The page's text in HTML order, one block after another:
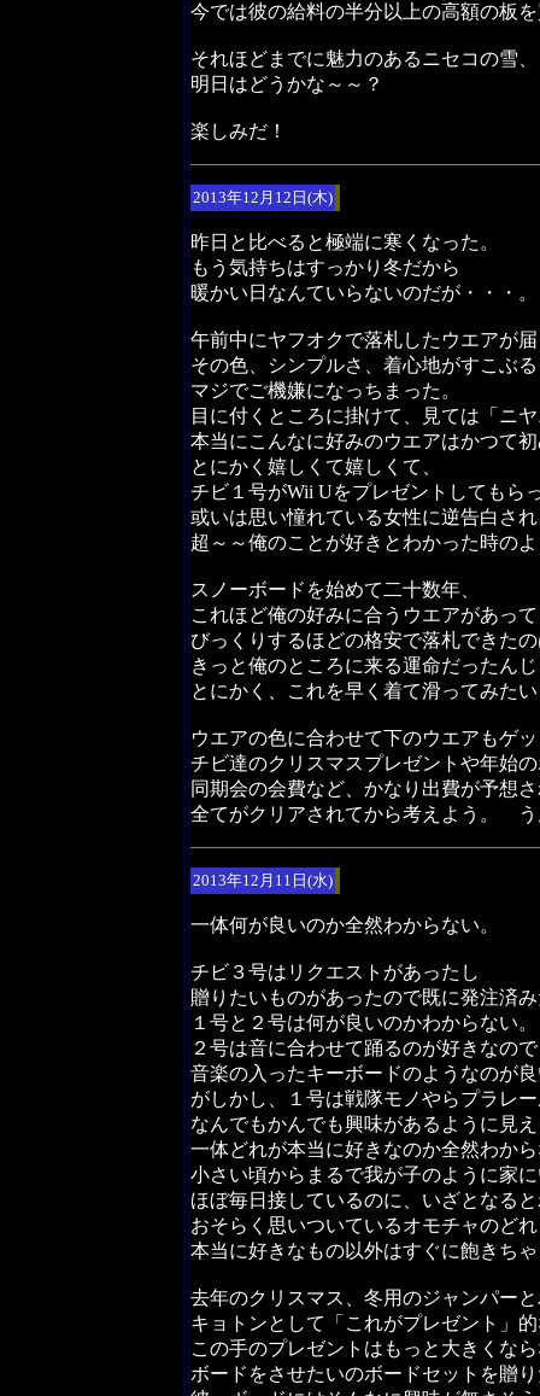
今では彼の給料の半分以上の高額の板
それほどまでに魅力のあるニセコの雪、
明日はどうかな～～？
楽しみだ！
2013年12月12日(木)
昨日と比べると極端に寒くなった。
もう気持ちはすっかり冬だから
暖かい日なんていらないのだが・・・。
午前中にヤフオクで落札したウエアが
その色、シンプルさ、着心地がすこぶ
マジでご機嫌になっちまった。
目に付くところに掛けて、見ては「ニ
本当にこんなに好みのウエアはかつて
とにかく嬉しくて嬉しくて、
チビ１号がWii Uをプレゼントしてもら
或いは思い憧れている女性に逆告白され
超～～俺のことが好きとわかった時の
スノーボードを始めて二十数年、
これほど俺の好みに合うウエアがあって
びっくりするほどの格安で落札できた
きっと俺のところに来る運命だったん
とにかく、これを早く着て滑ってみた
ウエアの色に合わせて下のウエアもゲ
チビ達のクリスマスプレゼントや年始
同期会の会費など、かなり出費が予想
全てがクリアされてから考えよう。
2013年12月11日(水)
一体何が良いのか全然わからない。
チビ３号はリクエストがあったし
贈りたいものがあったので既に発注済
１号と２号は何が良いのかわからない。
２号は音に合わせて踊るのが好きなので
音楽の入ったキーボードのようなのが
がしかし、１号は戦隊モノやらプラレ
なんでもかんでも興味があるように見
一体どれが本当に好きなのか全然わか
小さい頃からまるで我が子のように家
ほぼ毎日接しているのに、いざとなる
おそらく思いついているオモチャのど
本当に好きなもの以外はすぐに飽きち
去年のクリスマス、冬用のジャンパー
キョトンとして「これがプレゼント」
この手のプレゼントはもっと大きくな
ボードをさせたいのボードセットを贈